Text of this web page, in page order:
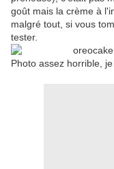
goût mais la crème à
malgré tout, si vous
tester.
Photo assez horrible, je